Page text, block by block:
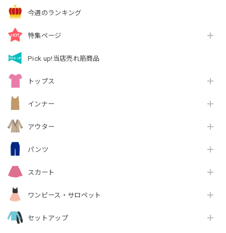
今週のランキング
特集ページ
Pick up!当店売れ筋商品
トップス
インナー
アウター
パンツ
スカート
ワンピース・サロペット
セットアップ